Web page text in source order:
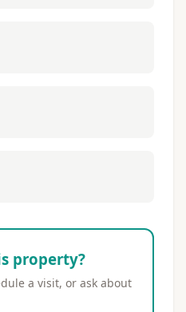
property?
a visit, or ask about